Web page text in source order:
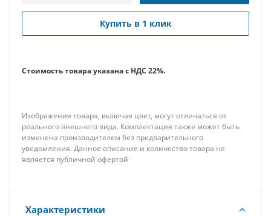
Купить в 1 клик
Стоимость товара указана с НДС 22%.
Изображения товара, включая цвет, могут отличаться от
реального внешнего вида. Комплектация также может быть
изменена производителем без предварительного
уведомления. Данное описание и количество товара не
является публичной офертой
Характеристики